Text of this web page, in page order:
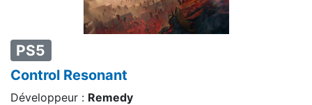
PS5
Control Resonant
Développeur : Remedy